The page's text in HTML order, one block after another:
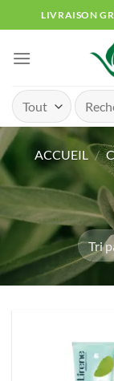
au
contenu
LIVRAISON
pour :
ACCUEIL /